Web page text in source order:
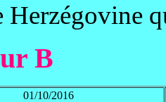
Herzégovine
B
01/10/2016